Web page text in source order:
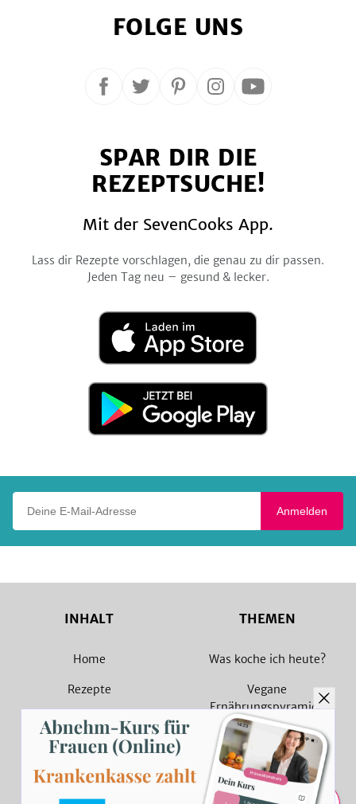
FOLGE UNS
Folge
Facebook
Folge
Twitter
Folge
Pinterest
Folge
Instagram
Folge
YouTube
SPAR DIR DIE
REZEPTSUCHE!
Mit der SevenCooks App.
Lass dir Rezepte vorschlagen, die genau zu dir passen.
Jeden Tag neu – gesund & lecker.
Laden
im
App
Jetzt
Google
Anmelden
INHALT
Home
Rezepte
Magazin
Sammlungen
Rezept Suche
THEMEN
Was koche ich heute?
Vegane
Ernährungspyramide
Vegane Rezepte
Vegetarische Rezepte